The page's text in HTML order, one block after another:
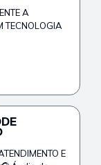
A
TECNOLOGIA
E